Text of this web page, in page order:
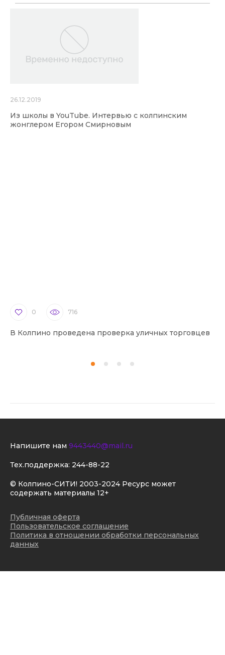
26.12.2019
Из школы в YouTube. Интервью с колпинским
жонглером Егором Смирновым
0 716
В Колпино проведена проверка уличных торговцев
© Колпино-СИТИ! 2003-2024 Ресурс может
содержать материалы 12+
Публичная оферта
Пользовательское соглашение
Политика в отношении обработки персональных
данных
Напишите нам 9443440@mail.ru
Тех.поддержка: 244-88-22